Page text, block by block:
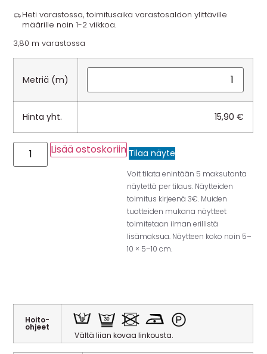
Heti varastossa, toimitusaika varastosaldon ylittäville
määrille noin 1-2 viikkoa.
3,80 m varastossa
Metriä (m)
Hinta yht. 15,90€
Lisää ostoskoriin Tilaa näyte
Voit tilata enintään 5 maksutonta
näytettä per tilaus. Näytteiden
toimitus kirjeenä 3€. Muiden
tuotteiden mukana näytteet
toimitetaan ilman erillistä
lisämaksua. Näytteen koko noin 5–
10 × 5–10 cm.
Hoito-
ohjeet
Vältä liian kovaa linkousta.